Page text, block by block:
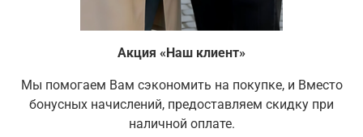
Акция «Наш клиент»
Мы помогаем Вам сэкономить на покупке, и Вместо
бонусных начислений, предоставляем скидку при
наличной оплате.